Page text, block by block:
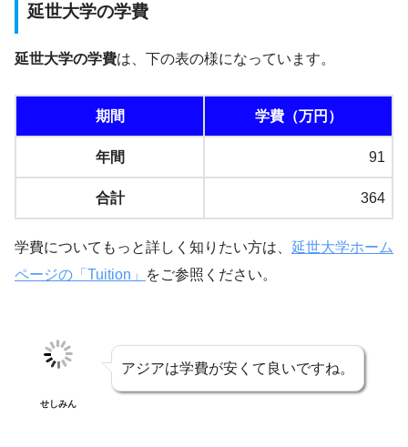
延世大学の学費
延世大学の学費は、下の表の様になっています。
期間 学費（万円）
年間 91
合計 364
学費についてもっと詳しく知りたい方は、 延世大学ホーム
ページの「Tuition」
をご参照ください。
せしみん
アジアは学費が安くて良いですね。